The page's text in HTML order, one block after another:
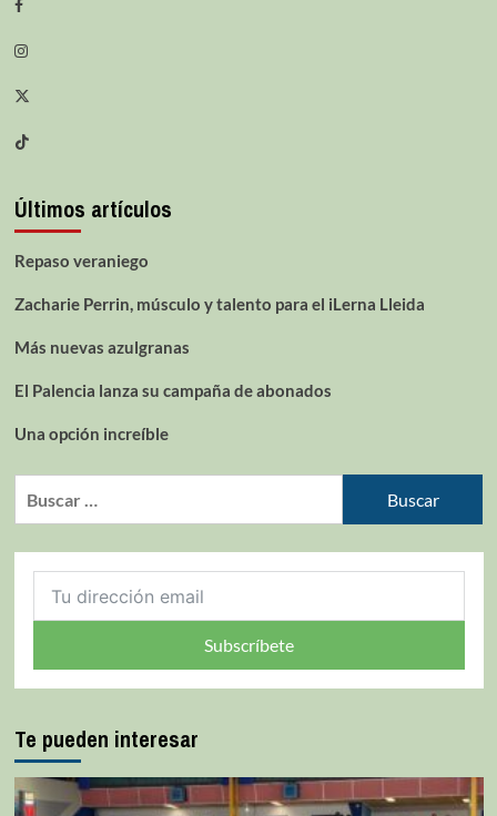
Últimos artículos
Repaso veraniego
Zacharie Perrin, músculo y talento para el iLerna Lleida
Más nuevas azulgranas
El Palencia lanza su campaña de abonados
Una opción increíble
Subscríbete
Te pueden interesar